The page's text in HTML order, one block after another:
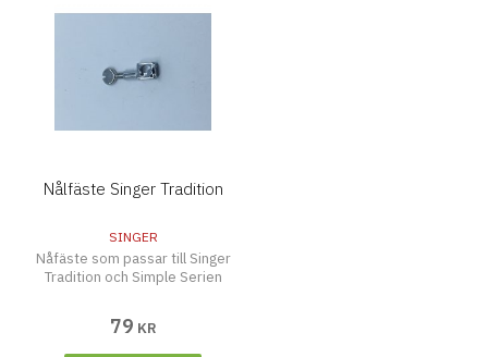
Nålfäste Singer Tradition
SINGER
Nåfäste som passar till Singer
Tradition och Simple Serien
79 KR